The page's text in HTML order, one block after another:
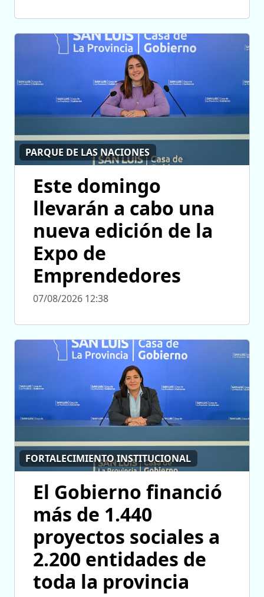
PARQUE DE LAS NACIONES
Este domingo
llevarán a cabo una
nueva edición de la
Expo de
Emprendedores
07/08/2026 12:38
FORTALECIMIENTO INSTITUCIONAL
El Gobierno financió
más de 1.440
proyectos sociales a
2.200 entidades de
toda la provincia